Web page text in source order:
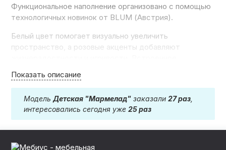
Функциональное наполнение организовано с помощью
технологичных новинок от BLUM (Австрия).
Белый цвет помогает визуально увеличить
пространство, а розовые акценты добавляют
дополнительную функциональность и стильный вид.
Изготовим в соответствии с размерами,
геометрическими особенностями комнаты,
индивидуальными предпочтениями клиента. Материал
корпусов и фасадов на выбор. Экологичность и
безопасность применения в детской подтверждается
Показать описание
МодельДетская "Мармелад" заказали27 раз
интересовались сегодня уже25 раз